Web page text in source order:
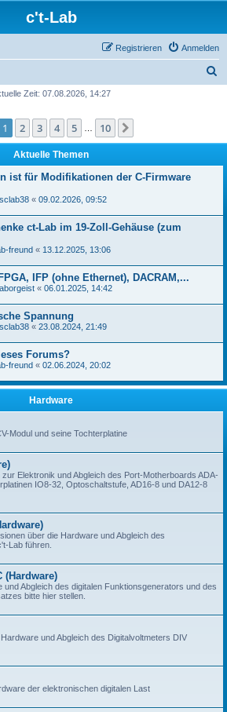
c't-Lab
Anmelden
Registrieren
e
Zeit: 07.08.2026, 14:27
1von 10
1 2 3 4 5 10
Aktuelle Themen
ist für Modifikationen der C-Firmware
« 09.02.2026, 09:52
ct-Lab im 19-Zoll-Gehäuse (zum
freund « 13.12.2025, 13:06
IFP (ohne Ethernet), DACRAM,...
« 06.01.2025, 14:42
Spannung
« 23.08.2024, 21:49
Forums?
freund « 02.06.2024, 20:02
Hardware
Modul und seine Tochterplatine
Elektronik und Abgleich des Port-Motherboards ADA-
IO8-32, Optoschaltstufe, AD16-8 und DA12-8
über die Hardware und Abgleich des
Lab führen.
(Hardware)
und Abgleich des digitalen Funktionsgenerators und des
bitte hier stellen.
und Abgleich des Digitalvoltmeters DIV
der elektronischen digitalen Last